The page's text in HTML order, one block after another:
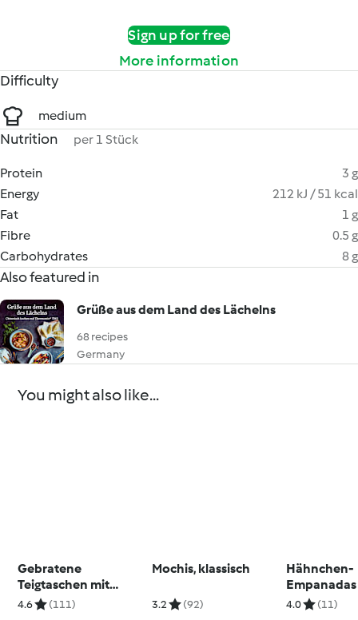
Sign up for free
More information
Difficulty
medium
Nutrition per 1 Stück
Protein
3 g
Energy
212 kJ / 51 kcal
Fat
1 g
Fibre
0.5 g
Carbohydrates
8 g
Also featured in
Grüße aus dem Land des Lächelns
68 recipes
Germany
You might also like...
Gebratene
Teigtaschen mit
Rindfleischfüllung (牛
4.6 (111)
Mochis, klassisch
3.2 (92)
Hähnchen-
Empanadas
4.0 (11)